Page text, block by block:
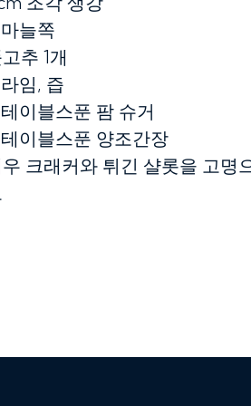
마늘쪽
추 1개
라임, 즙
이블스푼 팜 슈거
이블스푼 양조간장
크래커와 튀긴 샬롯을 고명